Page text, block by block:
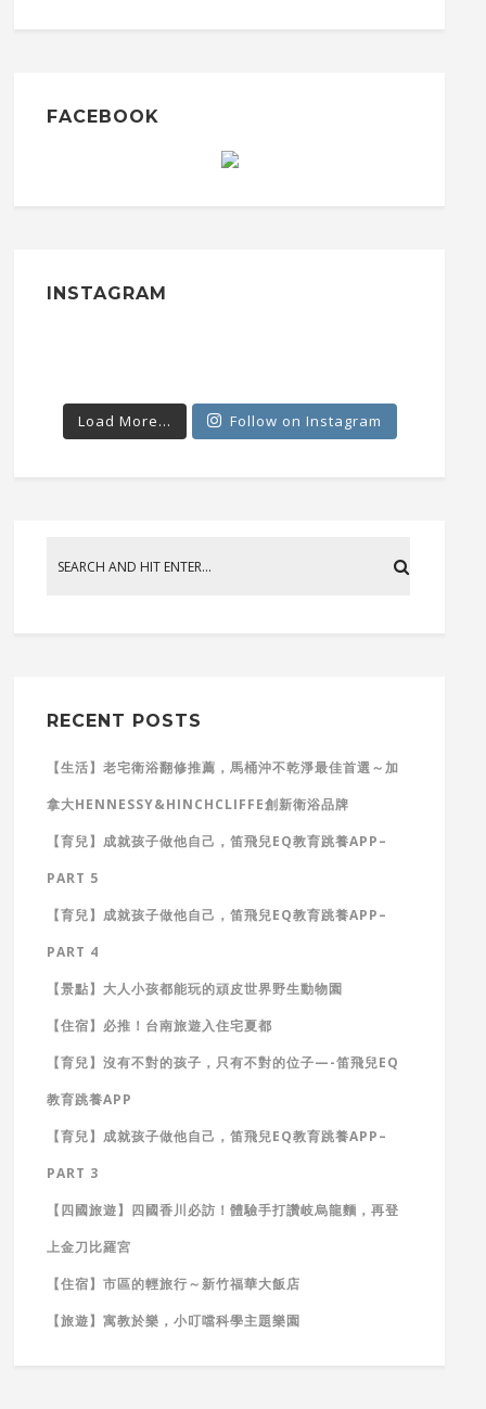
FACEBOOK
INSTAGRAM
Load More... Follow on Instagram
RECENT POSTS
【生活】老宅衛浴翻修推薦，馬桶沖不乾淨最佳首選～加
拿大HENNESSY&HINCHCLIFFE創新衛浴品牌
【育兒】成就孩子做他自己，笛飛兒EQ教育跳養APP–
PART 5
【育兒】成就孩子做他自己，笛飛兒EQ教育跳養APP–
PART 4
【景點】大人小孩都能玩的頑皮世界野生動物園
【住宿】必推！台南旅遊入住宅夏都
【育兒】沒有不對的孩子，只有不對的位子—-笛飛兒EQ
教育跳養APP
【育兒】成就孩子做他自己，笛飛兒EQ教育跳養APP–
PART 3
【四國旅遊】四國香川必訪！體驗手打讚岐烏龍麵，再登
上金刀比羅宮
【住宿】市區的輕旅行～新竹福華大飯店
【旅遊】寓教於樂，小叮噹科學主題樂園